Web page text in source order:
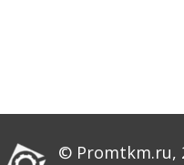
© Promtkm.ru,